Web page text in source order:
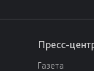
Пресс-
Газета